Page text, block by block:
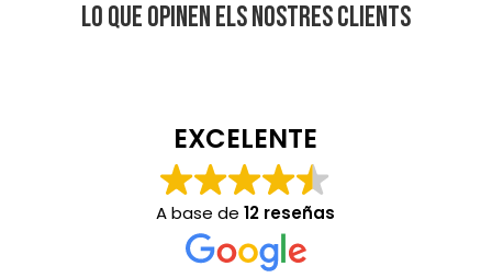
Lo que opinen els nostres clients
EXCELENTE
A base de12 reseñas